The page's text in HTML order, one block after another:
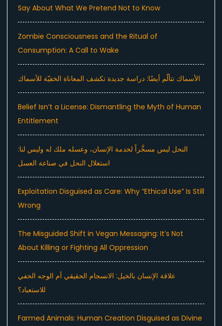
Say About What We Pretend Not to Know
Zombie Consciousness and the Ritual of
Consumption: A Call to Wake
الأسماك تتألّم أيضًا: دراسة جديدة تكشف المعاناة الخفيّة للأسماك
Belief Isn’t a License: Dismantling the Myth of Human
Entitlement
النحل ليس مسخَّراً لخدمة الإنسان، وعسله ملك له وليس لنا:
استغلال النحل في صناعة العسل
Exploitation Disguised as Care: Why “Ethical Use” Is Still
Wrong
The Misguided Shift in Vegan Messaging: It’s Not
About Killing or Fighting All Oppression
علاقة الإنسان بالخيل: الانسجام الحقيقي أم الوجه الخفي
للاستعباد؟
Farmed Animals: Human Creation Disguised as Divine